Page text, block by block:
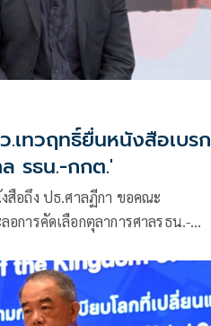
เทวฤทธิ์ยื่นหนังสือเบรก
รธน.-กกต.'
สือถึง ปธ.ศาลฏีกา ขอคณะ
อการคัดเลือกตุลาการศาลรธน.-
สอบสวน